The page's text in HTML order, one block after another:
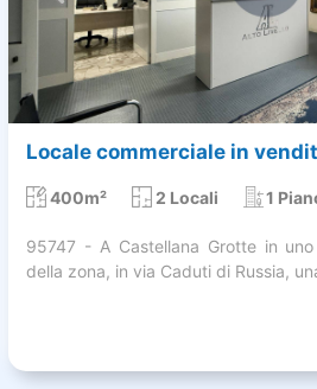
Locale commerciale in
400m² 2 Locali 1
95747 - A Castellana Grotte in
della zona, in via Caduti di Russia,